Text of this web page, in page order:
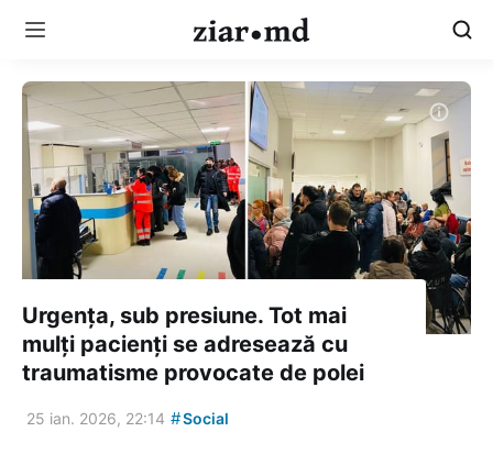
Urgența, sub presiune. Tot mai
mulți pacienți se adresează cu
traumatisme provocate de polei
25 ian. 2026, 22:14 #Social